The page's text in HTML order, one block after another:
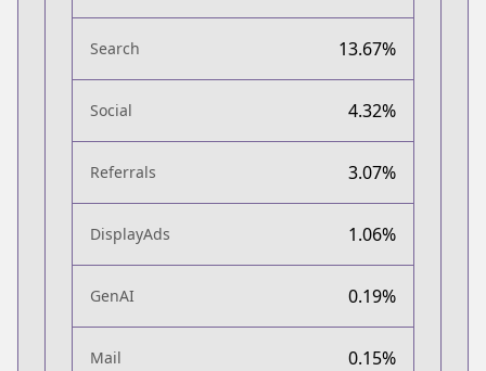
Search 13.67%
Social 4.32%
Referrals 3.07%
DisplayAds 1.06%
GenAI 0.19%
Mail 0.15%